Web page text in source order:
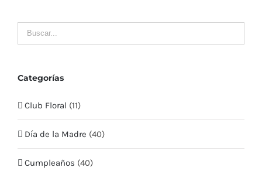
Categorías
Club Floral (11)
Día de la Madre (40)
Cumpleaños (40)
MI CUENTA
Mis Pedidos
Mis Datos
Mis Direcciones
Términos y condiciones